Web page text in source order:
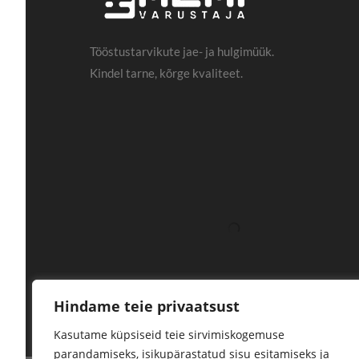
Hindame teie privaatsust
Kasutame küpsiseid teie sirvimiskogemuse
parandamiseks, isikupärastatud sisu esitamiseks ja
Tööstustarvikute jae- ja hulgimüük.
Kindel tarne, kõrge kvaliteet.